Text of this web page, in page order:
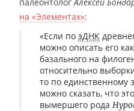
на «Элементах»:
«Если по эДНК
можно описать его
базального на
относительно
то по единственному
можно сказать, что
вымершего рода